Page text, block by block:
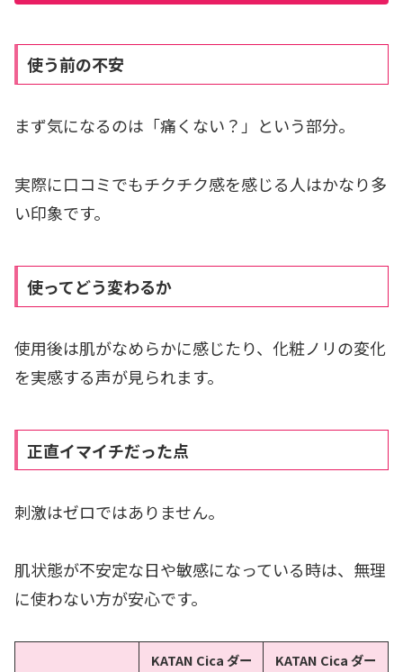
使う前の不安
まず気になるのは「痛くない？」という部分。
実際に口コミでもチクチク感を感じる人はかなり多
い印象です。
使ってどう変わるか
使用後は肌がなめらかに感じたり、化粧ノリの変化
を実感する声が見られます。
正直イマイチだった点
刺激はゼロではありません。
肌状態が不安定な日や敏感になっている時は、無理
に使わない方が安心です。
KATAN Cica ダー
KATAN Cica ダー